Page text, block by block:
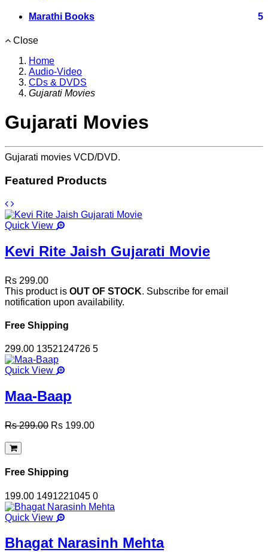
Marathi Books 5
Close
Home
Audio-Video
CDs & DVDS
Gujarati Movies
Gujarati Movies
Gujarati movies VCD/DVD.
Featured Products
Quick View
Kevi Rite Jaish Gujarati Movie
Rs 299.00
This product is OUT OF STOCK. Subscribe for email
notification upon availability.
Free Shipping
299.00 1352124726 5
Quick View
Maa-Baap
Rs 299.00 Rs 199.00
Free Shipping
199.00 1491221045 0
Quick View
Bhagat Narasinh Mehta